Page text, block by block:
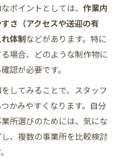
ポイントとしては、 作業内
さ（アクセスや送迎の有
体制などがあります。特に
場合、どのような制作物に
認が必要です。
してみることで、スタッフ
かみやすくなります。自分
所選びのためには、気にな
、複数の事業所を比較検討